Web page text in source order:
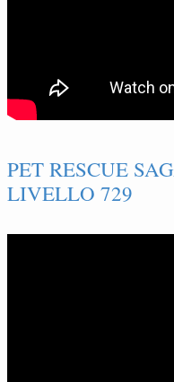
PET RESCUE
LIVELLO 729